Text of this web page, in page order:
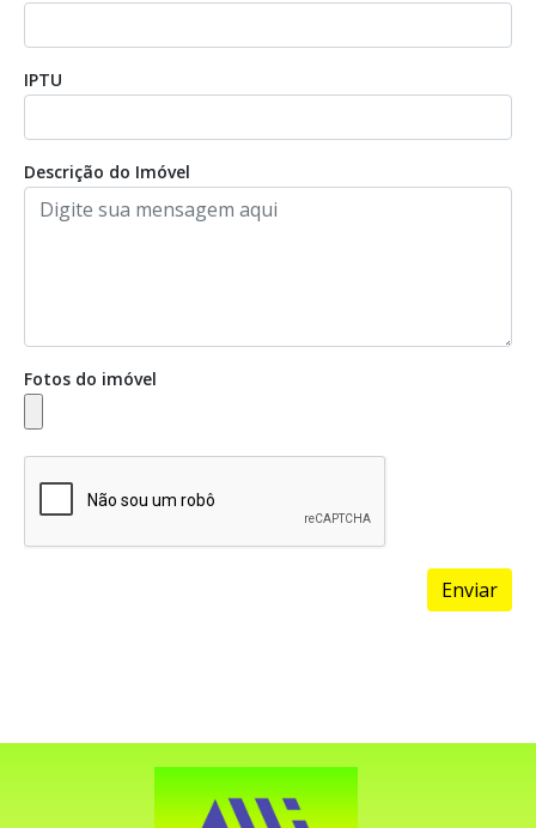
IPTU
Descrição do Imóvel
Fotos do imóvel
Enviar